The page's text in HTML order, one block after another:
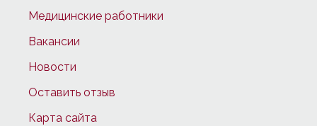
Медицинские работники
Вакансии
Новости
Оставить отзыв
Карта сайта